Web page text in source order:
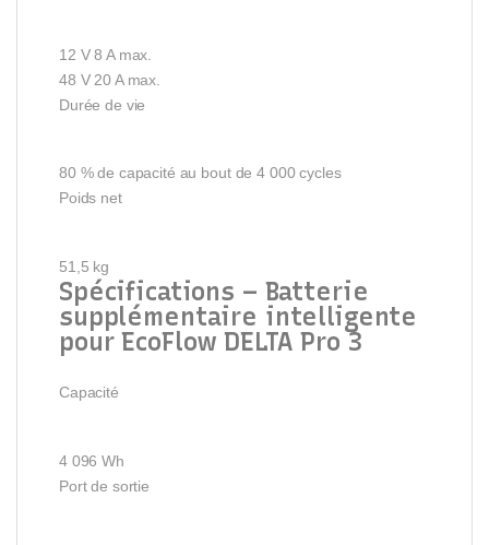
12 V 8 A max.
48 V 20 A max.
Durée de vie
80 % de capacité au bout de 4 000 cycles
Poids net
51,5 kg
Spécifications – Batterie
supplémentaire intelligente
pour EcoFlow DELTA Pro 3
Capacité
4 096 Wh
Port de sortie